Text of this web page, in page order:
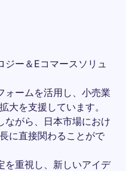
ジー＆Eコマースソリュ
ォームを活用し、小売業
大を支援しています。
ながら、日本市場におけ
に直接関わることがで
を重視し、新しいアイデ